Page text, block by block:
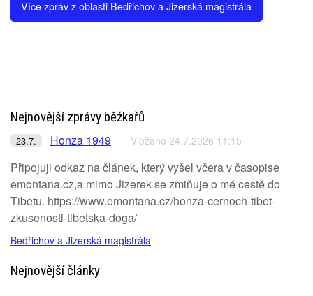
Více zpráv z oblasti Bedřichov a Jizerská magistrála
Nejnovější zprávy běžkařů
23.7. Honza 1949 Vloženo 24.7.2026 11:15
Připojuji odkaz na článek, který vyšel včera v časopise
emontana.cz,a mimo Jizerek se zmiňuje o mé cestě do
Tibetu. https://www.emontana.cz/honza-cernoch-tibet-
zkusenosti-tibetska-doga/
Bedřichov a Jizerská magistrála
Nejnovější články